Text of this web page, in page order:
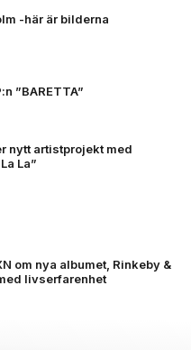
-här är bilderna
”BARETTA”
nytt artistprojekt med
La”
om nya albumet, Rinkeby &
livserfarenhet